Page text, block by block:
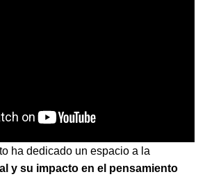
ha dedicado un espacio a la
y su impacto en el pensamiento